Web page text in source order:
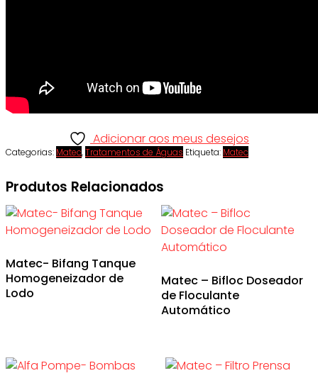
Adicionar aos meus desejos
Categorias: Matec,Tratamentos de Águas Etiqueta: Matec
Produtos Relacionados
Matec- Bifang Tanque
Homogeneizador de
Lodo
Matec – Bifloc Doseador
de Floculante
Automático